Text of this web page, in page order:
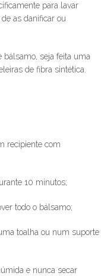
para lavar
as danificar ou
bálsamo, seja feita uma
de fibra sintética.
recipiente com
10 minutos;
todo o bálsamo;
toalha ou num suporte
e nunca secar